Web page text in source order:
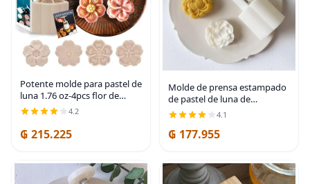
Potente molde para pastel de
luna 1.76 oz-4pcs flor de
prensa blanca
4.2
₲ 215.225
Molde de prensa estampado
de pastel de luna de
mediados de otoño, postre
de pastel de luna prensado a
mano con 1 flor estampada,
4.1
₲ 177.955